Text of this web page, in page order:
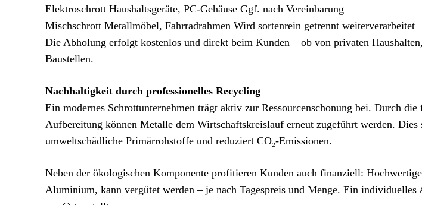
Elektroschrott Haushaltsgeräte, PC-Gehäuse Ggf. nach Vereinbarung
Mischschrott Metallmöbel, Fahrradrahmen Wird sortenrein getrennt weiterverarbeitet
Die Abholung erfolgt kostenlos und direkt beim Kunden – ob von privaten
Baustellen.
Nachhaltigkeit durch professionelles Recycling
Ein modernes Schrottunternehmen trägt aktiv zur Ressourcenschonung bei. Durch die
Aufbereitung können Metalle dem Wirtschaftskreislauf erneut zugeführt werden.
umweltschädliche Primärrohstoffe und reduziert CO₂-Emissionen.
Neben der ökologischen Komponente profitieren Kunden auch finanziell:
Aluminium, kann vergütet werden – je nach Tagespreis und Menge. Ein